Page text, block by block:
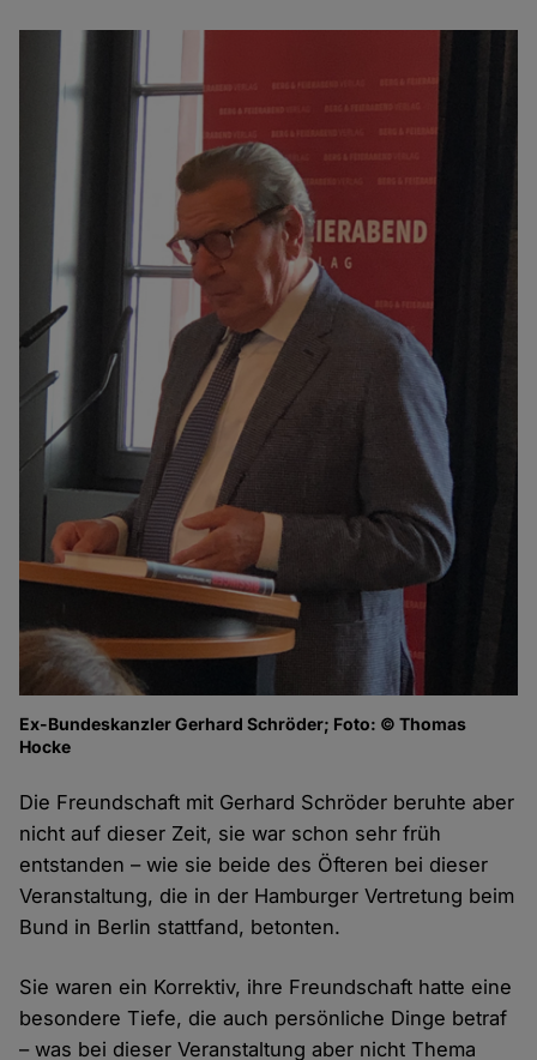
Ex-Bundeskanzler Gerhard Schröder; Foto: © Thomas
Hocke
Die Freundschaft mit Gerhard Schröder beruhte aber
nicht auf dieser Zeit, sie war schon sehr früh
entstanden – wie sie beide des Öfteren bei dieser
Veranstaltung, die in der Hamburger Vertretung beim
Bund in Berlin stattfand, betonten.
Sie waren ein Korrektiv, ihre Freundschaft hatte eine
besondere Tiefe, die auch persönliche Dinge betraf
– was bei dieser Veranstaltung aber nicht Thema